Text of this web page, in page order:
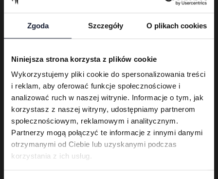
Zgoda Szczegóły O plikach cookies
Niniejsza strona korzysta z plików cookie
Wykorzystujemy pliki cookie do spersonalizowania treści
i reklam, aby oferować funkcje społecznościowe i
analizować ruch w naszej witrynie. Informacje o tym, jak
korzystasz z naszej witryny, udostępniamy partnerom
społecznościowym, reklamowym i analitycznym.
Partnerzy mogą połączyć te informacje z innymi danymi
otrzymanymi od Ciebie lub uzyskanymi podczas
korzystania z ich usług.
Black Label Society